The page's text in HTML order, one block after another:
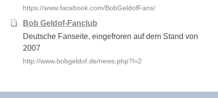
https://www.facebook.com/BobGeldofFans/
Bob Geldof-Fanclub
Deutsche Fanseite, eingefroren auf dem Stand von
2007
http://www.bobgeldof.de/news.php?l=2